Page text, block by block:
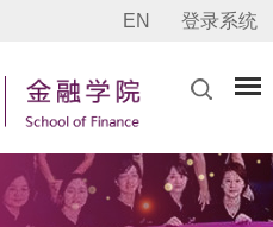
EN 登录系统